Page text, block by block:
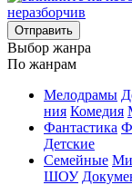
Отправить
Вы­бор жан­ра
По жан­рам
Ме­ло­дра­мы
ния Ко­ме­дия
Фан­та­сти­ка
Дет­ские
Се­мей­ные
ШОУ